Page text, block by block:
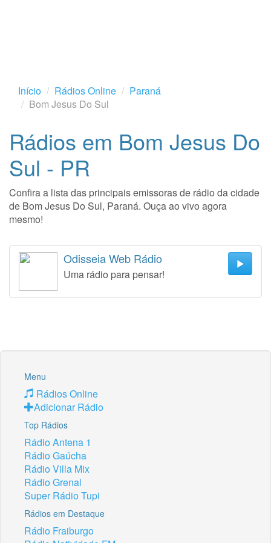
Início Rádios Online
Paraná
Bom Jesus Do Sul
Rádios em Bom Jesus Do
Sul - PR
Confira a lista das principais emissoras de rádio da cidade
de Bom Jesus Do Sul, Paraná. Ouça ao vivo agora
mesmo!
Odisseia Web Rádio
Uma rádio para pensar!
Menu
Rádios Online
Adicionar Rádio
Top Rádios
Rádio Antena 1
Rádio Gaúcha
Rádio Villa Mix
Rádio Grenal
Super Rádio Tupi
Rádios em Destaque
Rádio Fraiburgo